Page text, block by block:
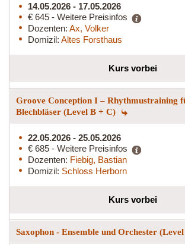
14.05.2026 - 17.05.2026
€ 645 - Weitere Preisinfos
Dozenten: Ax, Volker
Domizil: Altes Forsthaus
Kurs vorbei
Groove Conception I – Rhythmustraining
Blechbläser (Level B + C)
22.05.2026 - 25.05.2026
€ 685 - Weitere Preisinfos
Dozenten: Fiebig, Bastian
Domizil: Schloss Herborn
Kurs vorbei
Saxophon - Ensemble und Orchester